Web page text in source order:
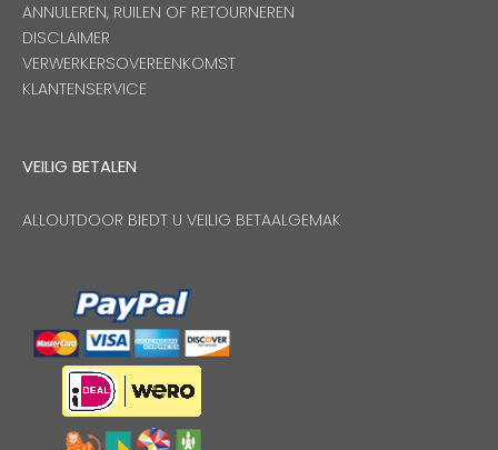
ANNULEREN, RUILEN OF RETOURNEREN
DISCLAIMER
VERWERKERSOVEREENKOMST
KLANTENSERVICE
VEILIG BETALEN
ALLOUTDOOR BIEDT U VEILIG BETAALGEMAK